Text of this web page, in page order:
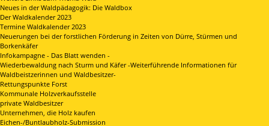
Neues in der Waldpädagogik: Die Waldbox
Der Waldkalender 2023
Termine Waldkalender 2023
Neuerungen bei der forstlichen Förderung in Zeiten von Dürre, Stürmen und
Borkenkäfer
Infokampagne - Das Blatt wenden -
Wiederbewaldung nach Sturm und Käfer -Weiterführende Informationen für
Waldbeistzerinnen und Waldbesitzer-
Rettungspunkte Forst
Kommunale Holzverkaufsstelle
private Waldbesitzer
Unternehmen, die Holz kaufen
Eichen-/Buntlaubholz-Submission